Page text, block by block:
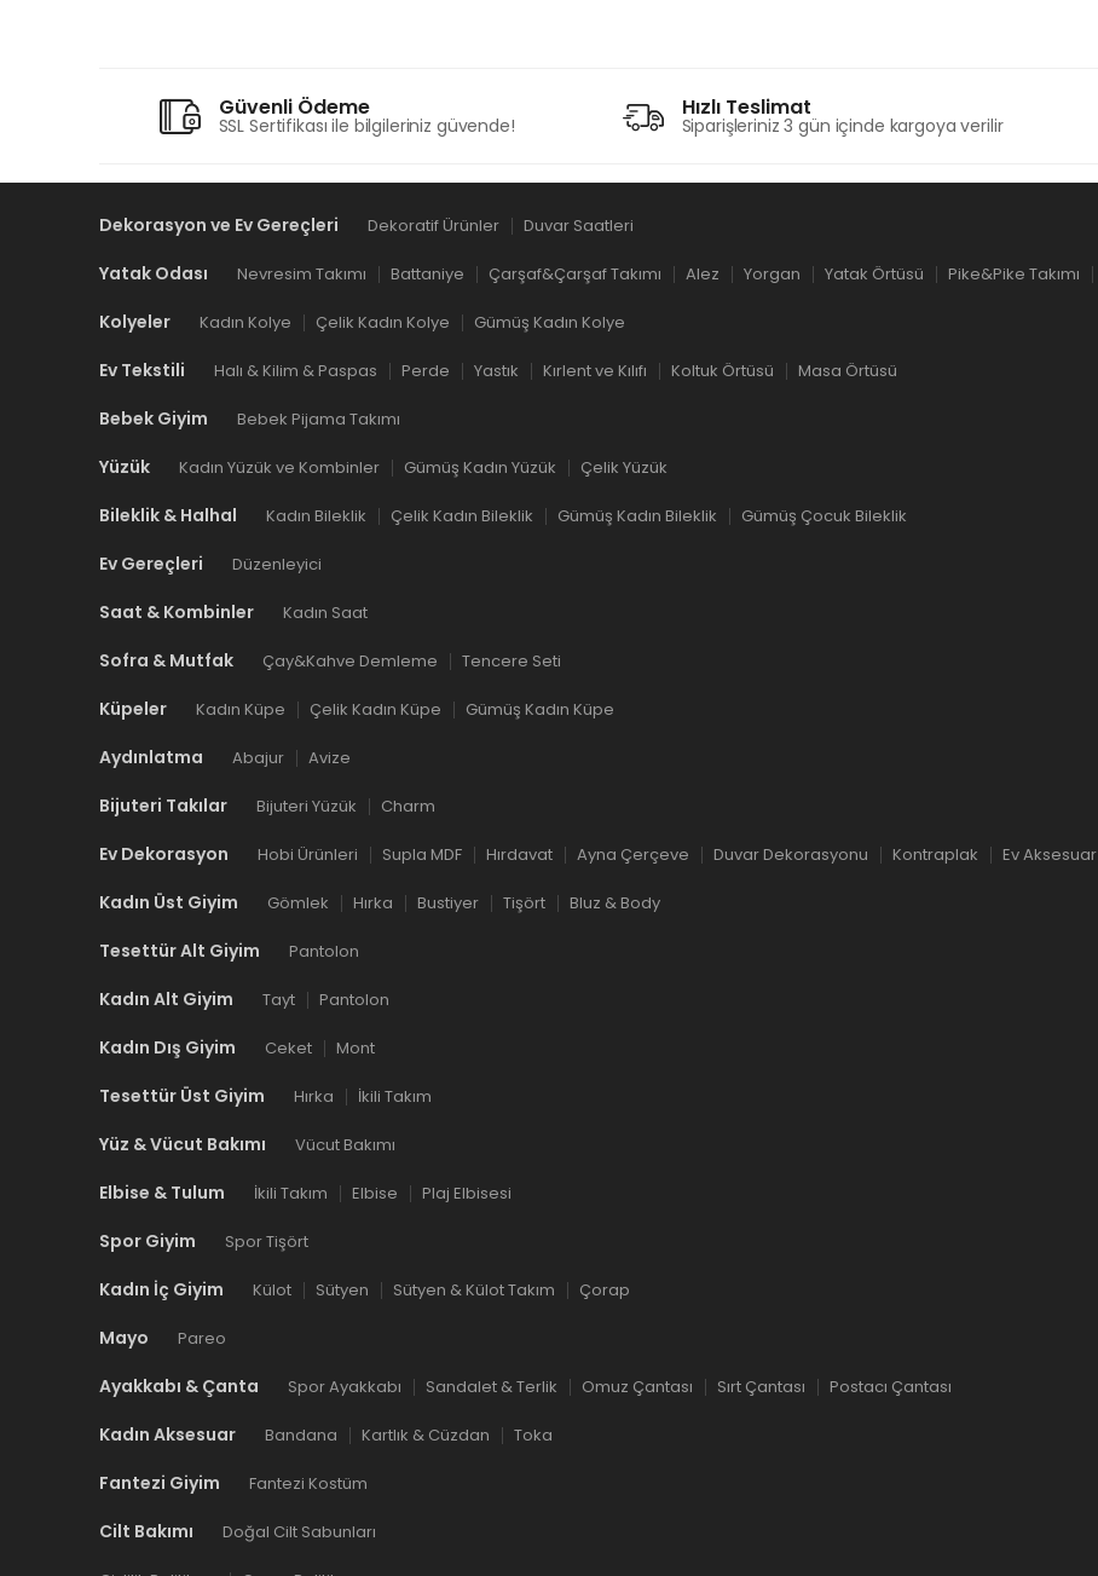
Güvenli Ödeme
SSL Sertifikası ile bilgileriniz güvende!
Hızlı Teslimat
Siparişleriniz 3 gün içinde kargoya verilir
Dekorasyon ve Ev Gereçleri Dekoratif Ürünler Duvar Saatleri
Yatak Odası Nevresim Takımı Battaniye Çarşaf&Çarşaf Takımı Alez Yorgan Yatak Örtüsü Pike&Pike Takımı
Kolyeler Kadın Kolye Çelik Kadın Kolye Gümüş Kadın Kolye
Ev Tekstili Halı & Kilim & Paspas Perde Yastık Kırlent ve Kılıfı Koltuk Örtüsü Masa Örtüsü
Bebek Giyim Bebek Pijama Takımı
Yüzük Kadın Yüzük ve Kombinler Gümüş Kadın Yüzük Çelik Yüzük
Bileklik & Halhal Kadın Bileklik Çelik Kadın Bileklik Gümüş Kadın Bileklik Gümüş Çocuk Bileklik
Ev Gereçleri Düzenleyici
Saat & Kombinler Kadın Saat
Sofra & Mutfak Çay&Kahve Demleme Tencere Seti
Küpeler Kadın Küpe Çelik Kadın Küpe Gümüş Kadın Küpe
Aydınlatma Abajur Avize
Bijuteri Takılar Bijuteri Yüzük Charm
Ev Dekorasyon Hobi Ürünleri Supla MDF Hırdavat Ayna Çerçeve Duvar Dekorasyonu Kontraplak Ev Aksesuar
Kadın Üst Giyim Gömlek Hırka Bustiyer Tişört Bluz & Body
Tesettür Alt Giyim Pantolon
Kadın Alt Giyim Tayt Pantolon
Kadın Dış Giyim Ceket Mont
Tesettür Üst Giyim Hırka İkili Takım
Yüz & Vücut Bakımı Vücut Bakımı
Elbise & Tulum İkili Takım Elbise Plaj Elbisesi
Spor Giyim Spor Tişört
Kadın İç Giyim Külot Sütyen Sütyen & Külot Takım Çorap
Mayo Pareo
Ayakkabı & Çanta Spor Ayakkabı Sandalet & Terlik Omuz Çantası Sırt Çantası Postacı Çantası
Kadın Aksesuar Bandana Kartlık & Cüzdan Toka
Fantezi Giyim Fantezi Kostüm
Cilt Bakımı Doğal Cilt Sabunları